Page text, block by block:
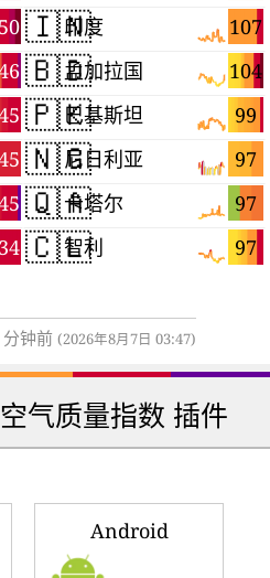
🇮🇳 107
印度
🇧🇩 104
孟加拉国
🇵🇰 99
巴基斯坦
🇳🇬 97
尼日利亚
🇶🇦 97
卡塔尔
🇨🇱 97
智利
钟前 (2026年8月7日 03:47)
气质量指数 插件
Android